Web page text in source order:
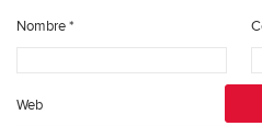
Nombre*
Web